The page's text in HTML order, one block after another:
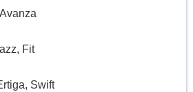
Fit
Swift